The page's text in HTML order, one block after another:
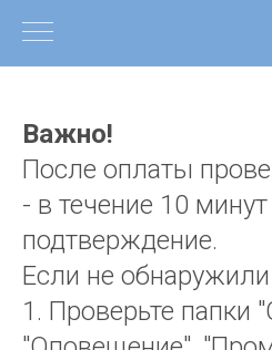
Важно!
После оплаты
- в течение 10
подтверждение.
Если не обнаружили
1. Проверьте папки